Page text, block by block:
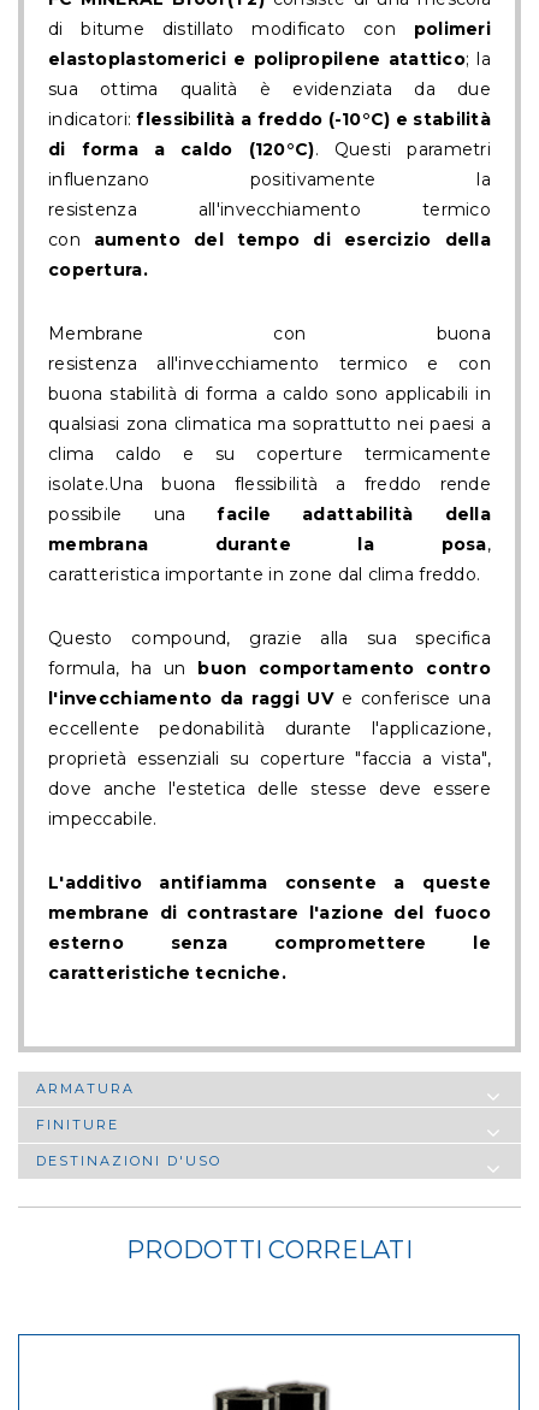
di bitume distillato modificato con polimeri
elastoplastomerici e polipropilene atattico; la
sua ottima qualità è evidenziata da due
indicatori:flessibilità a freddo (-10°C) e stabilità
di forma a caldo (120°C). Questi parametri
influenzano positivamente la
resistenza all'invecchiamento termico
con aumento del tempo di esercizio
della
copertura.
Membrane con buona
resistenza all'invecchiamento termico e con
buona stabilità di forma a caldo sono applicabili in
qualsiasi zona climatica ma soprattutto nei paesi a
clima caldo e su coperture termicamente
isolate.Una buona flessibilità a freddo rende
possibile unafacile
adattabilità della
membrana durante la posa,
caratteristica importante in zone dal clima freddo.
Questo compound, grazie alla sua specifica
formula, ha un buon
comportamento contro
l'invecchiamento da raggi UVe conferisce una
eccellente pedonabilità durante l'applicazione,
proprietà essenziali su coperture "faccia a vista",
dove anche l'estetica delle stesse deve essere
impeccabile.
L'additivo antifiamma consente a queste
membrane di contrastare l'azione del fuoco
esterno senza compromettere le
caratteristiche tecniche.
ARMATURA
FINITURE
DESTINAZIONI D'USO
PRODOTTI CORRELATI